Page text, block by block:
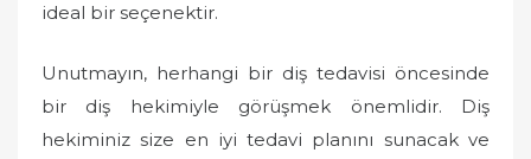
ideal bir seçenektir.
Unutmayın, herhangi bir diş tedavisi öncesinde
bir diş hekimiyle görüşmek önemlidir. Diş
hekiminiz size en iyi tedavi planını sunacak ve